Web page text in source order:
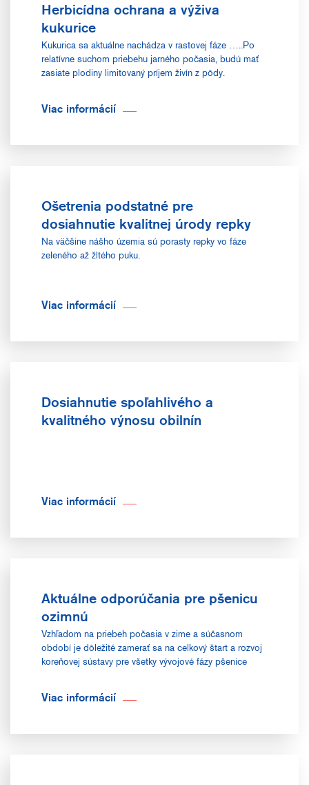
Herbicídna ochrana a výživa
kukurice
Kukurica sa aktuálne nachádza v rastovej fáze …..Po
relatívne suchom priebehu jarného počasia, budú mať
zasiate plodiny limitovaný príjem živín z pôdy.
Viac informácií
Ošetrenia podstatné pre
dosiahnutie kvalitnej úrody repky
Na väčšine nášho územia sú porasty repky vo fáze
zeleného až žltého puku.
Viac informácií
Dosiahnutie spoľahlivého a
kvalitného výnosu obilnín
Viac informácií
Aktuálne odporúčania pre pšenicu
ozimnú
Vzhľadom na priebeh počasia v zime a súčasnom
období je dôležité zamerať sa na celkový štart a rozvoj
koreňovej sústavy pre všetky vývojové fázy pšenice
Viac informácií